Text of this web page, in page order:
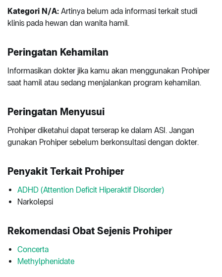
Kategori N/A: Artinya belum ada informasi terkait studi
klinis pada hewan dan wanita hamil.
Peringatan Kehamilan
Informasikan dokter jika kamu akan menggunakan Prohiper
saat hamil atau sedang menjalankan program kehamilan.
Peringatan Menyusui
Prohiper diketahui dapat terserap ke dalam ASI. Jangan
gunakan Prohiper sebelum berkonsultasi dengan dokter.
Penyakit Terkait Prohiper
ADHD (Attention Deficit Hiperaktif Disorder)
Narkolepsi
Rekomendasi Obat Sejenis Prohiper
Concerta
Methylphenidate